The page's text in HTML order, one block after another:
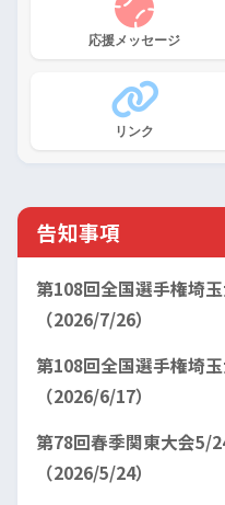
応援メッセージ
リンク
告知事項
第108回全国選手権埼
（2026/7/26）
第108回全国選手権埼
（2026/6/17）
第78回春季関東大会5/
（2026/5/24）